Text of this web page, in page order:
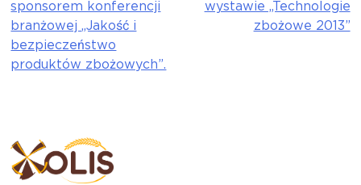
wpisu
sponsorem konferencji
branżowej „Jakość i
bezpieczeństwo
produktów zbożowych”.
wystawie „Technologie
zbożowe 2013”